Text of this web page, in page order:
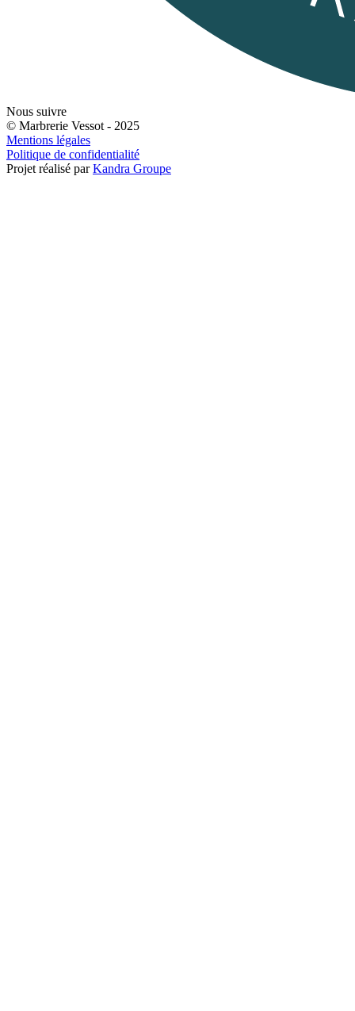
Nous suivre
© Marbrerie Vessot - 2025
Mentions légales
Politique de confidentialité
Projet réalisé parKandra Groupe